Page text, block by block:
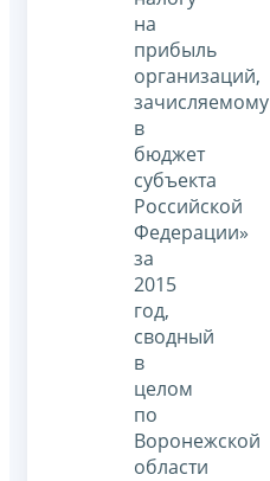
на
прибыль
организаций,
зачисляемому
в
бюджет
субъекта
Российской
Федерации»
за
2015
год,
сводный
в
целом
по
Воронежской
области